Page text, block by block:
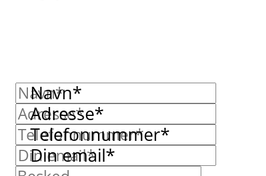
Navn*
Adresse*
Telefonnummer*
Din email*